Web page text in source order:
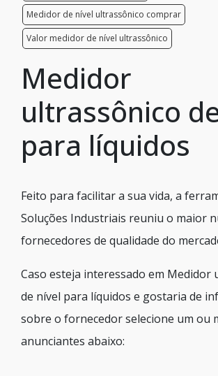
Medidor de nível ultrassônico comprar
Valor medidor de nível ultrassônico
Medidor
ultrassônico
para líquidos
Feito para facilitar a sua vida, a
Soluções Industriais reuniu o maior
fornecedores de qualidade do
Caso esteja interessado em Medidor
de nível para líquidos e gostaria de
sobre o fornecedor selecione um ou
anunciantes abaixo: